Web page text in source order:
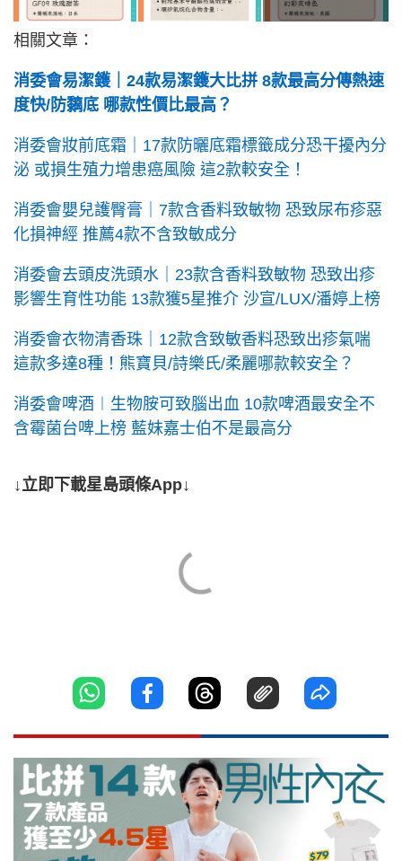
相關文章：
消委會易潔鑊｜24款易潔鑊大比拼 8款最高分傳熱速
度快/防黐底 哪款性價比最高？
消委會妝前底霜｜17款防曬底霜標籤成分恐干擾內分
泌 或損生殖力增患癌風險 這2款較安全！
消委會嬰兒護臀膏｜7款含香料致敏物 恐致尿布疹惡
化損神經 推薦4款不含致敏成分
消委會去頭皮洗頭水｜23款含香料致敏物 恐致出疹
影響生育性功能 13款獲5星推介 沙宣/LUX/潘婷上榜
消委會衣物清香珠｜12款含致敏香料恐致出疹氣喘
這款多達8種！熊寶貝/詩樂氏/柔麗哪款較安全？
消委會啤酒︱生物胺可致腦出血 10款啤酒最安全不
含霉菌台啤上榜 藍妹嘉士伯不是最高分
↓立即下載星島頭條App↓